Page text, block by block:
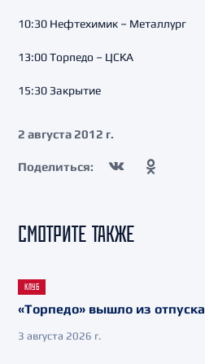
10:30 Нефтехимик – Металлург
13:00 Торпедо – ЦСКА
15:30 Закрытие
2 августа 2012 г.
Поделиться:
СМОТРИТЕ ТАКЖЕ
КЛУБ
«Торпедо» вышло из отпуска
3 августа 2026 г.